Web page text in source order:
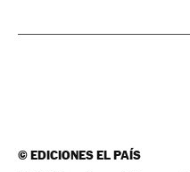
©EDICIONES EL PAÍS